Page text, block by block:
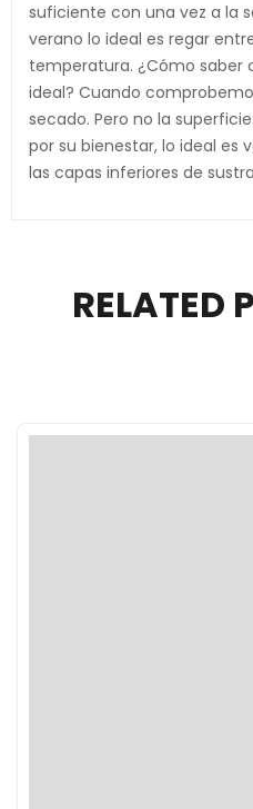
suficiente con una vez a la
verano lo ideal es regar
temperatura. ¿Cómo saber
ideal? Cuando
secado. Pero no la
por su bienestar, lo ideal
las capas inferiores de
RELATED